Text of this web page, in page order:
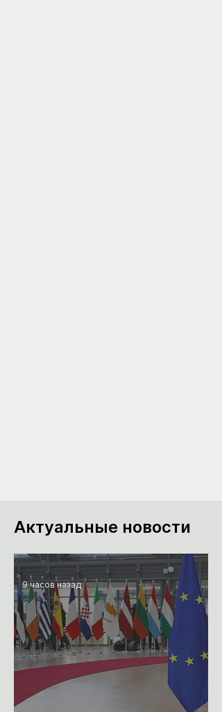
Актуальные новости
9 часов назад